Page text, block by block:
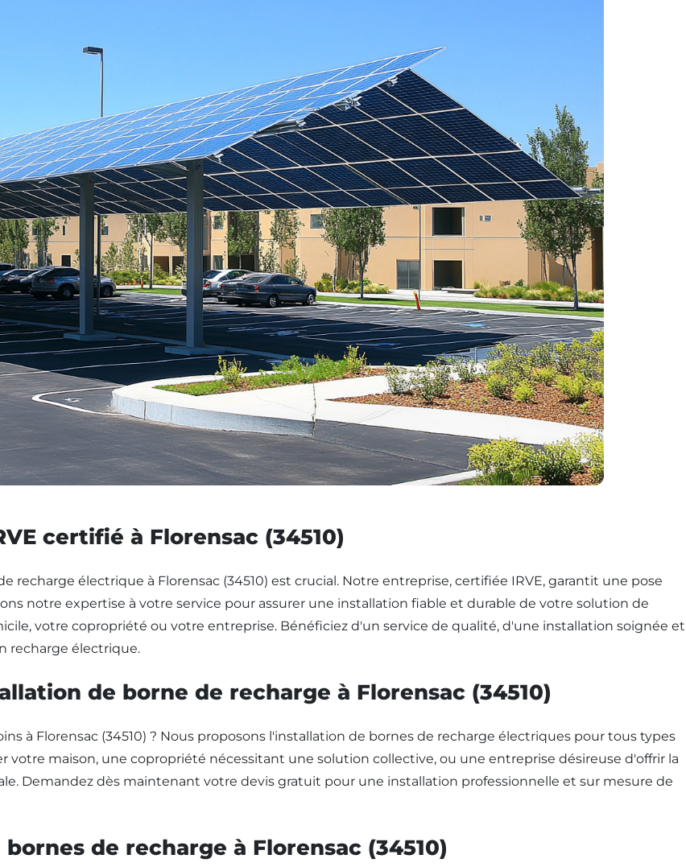
certifié à Florensac (34510)
électrique à Florensac (34510) est crucial. Notre entreprise, certifiée IRVE, garantit une pose
notre expertise à votre service pour assurer une installation fiable et durable de votre solution de
votre copropriété ou votre entreprise. Bénéficiez d'un service de qualité, d'une installation soignée et
recharge électrique.
de borne de recharge à Florensac (34510)
à Florensac (34510) ? Nous proposons l'installation de bornes de recharge électriques pour tous types
votre maison, une copropriété nécessitant une solution collective, ou une entreprise désireuse d'offrir la
Demandez dès maintenant votre devis gratuit pour une installation professionnelle et sur mesure de
de recharge à Florensac (34510)